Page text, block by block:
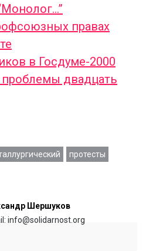
правах
в Госдуме-2000
двадцать
протесты
Шершуков
info@solidarnost.org